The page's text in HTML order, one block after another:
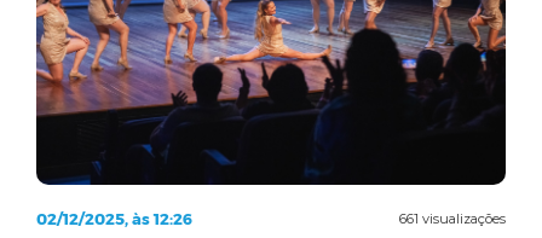
661 visualizações
02/12/2025, às 12:26